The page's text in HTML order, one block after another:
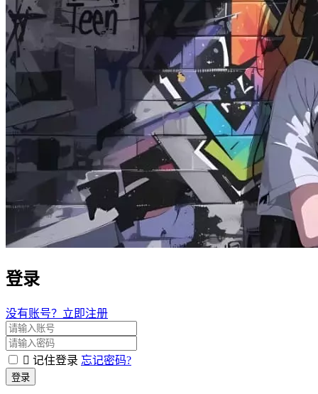
登录
没有账号？立即注册
记住登录 忘记密码?
登录